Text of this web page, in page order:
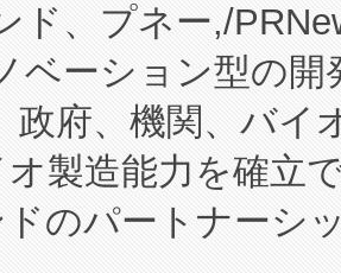
ド、プネー,/
ベーション型の
政府、機関、バイ
製造能力を確立
のパートナーシ